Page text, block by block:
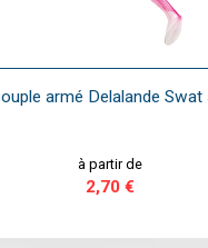
armé Delalande
à partir de
2,70 €